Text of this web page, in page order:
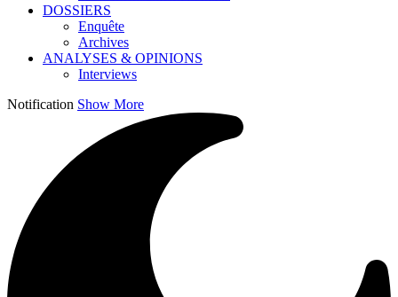
DOSSIERS
Enquête
Archives
ANALYSES & OPINIONS
Interviews
Notification Show More